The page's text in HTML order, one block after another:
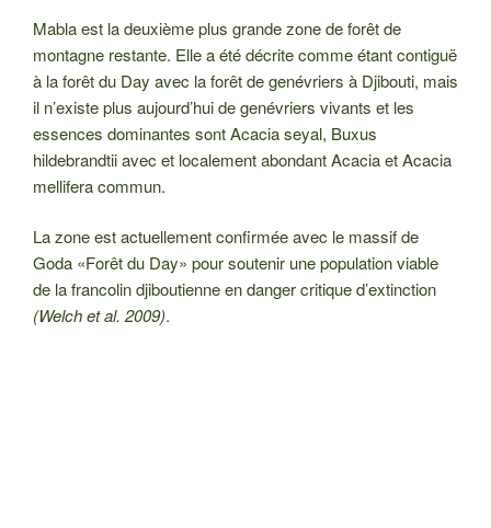
Mabla est la deuxième plus grande zone de forêt de
montagne restante. Elle a été décrite comme étant contiguë
à la forêt du Day avec la forêt de genévriers à Djibouti, mais
il n’existe plus aujourd’hui de genévriers vivants et les
essences dominantes sont Acacia seyal, Buxus
hildebrandtii avec et localement abondant Acacia et Acacia
mellifera commun.
La zone est actuellement confirmée avec le massif de
Goda «Forêt du Day» pour soutenir une population viable
de la francolin djiboutienne en danger critique d’extinction
(Welch et al. 2009).